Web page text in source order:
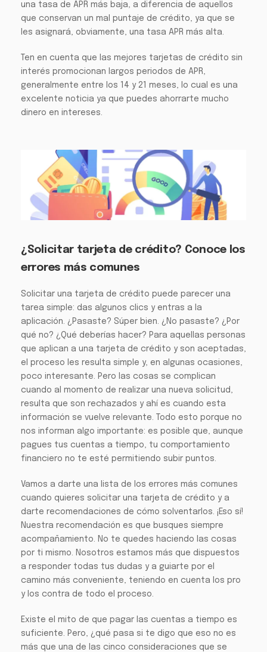
una tasa de APR más baja, a diferencia de aquellos
que conservan un mal puntaje de crédito, ya que se
les asignará, obviamente, una tasa APR más alta.
Ten en cuenta que las mejores tarjetas de crédito sin
interés promocionan largos periodos de APR,
generalmente entre los 14 y 21 meses, lo cual es una
excelente noticia ya que puedes ahorrarte mucho
dinero en intereses.
¿Solicitar tarjeta de crédito? Conoce los
errores más comunes
Solicitar una tarjeta de crédito puede parecer una
tarea simple: das algunos clics y entras a la
aplicación. ¿Pasaste? Súper bien. ¿No pasaste? ¿Por
qué no? ¿Qué deberías hacer? Para aquellas personas
que aplican a una tarjeta de crédito y son aceptadas,
el proceso les resulta simple y, en algunas ocasiones,
poco interesante. Pero las cosas se complican
cuando al momento de realizar una nueva solicitud,
resulta que son rechazados y ahí es cuando esta
información se vuelve relevante. Todo esto porque no
nos informan algo importante: es posible que, aunque
pagues tus cuentas a tiempo, tu comportamiento
financiero no te esté permitiendo subir puntos.
Vamos a darte una lista de los errores más comunes
cuando quieres solicitar una tarjeta de crédito y a
darte recomendaciones de cómo solventarlos. ¡Eso sí!
Nuestra recomendación es que busques siempre
acompañamiento. No te quedes haciendo las cosas
por ti mismo. Nosotros estamos más que dispuestos
a responder todas tus dudas y a guiarte por el
camino más conveniente, teniendo en cuenta los pro
y los contra de todo el proceso.
Existe el mito de que pagar las cuentas a tiempo es
suficiente. Pero, ¿qué pasa si te digo que eso no es
más que una de las cinco consideraciones que se